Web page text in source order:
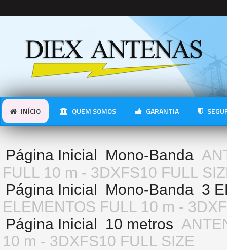
INÍCIO QUEM SOMOS GARANTIA
Página Inicial Mono-Banda
FULL 10 m - 3DXFS10 FULL
Página Inicial
Mono-Banda 3
ELEMENTOS FULL 10 m -
Página Inicial
10 metros
10 m - 3DXFS10 FULL SIZE